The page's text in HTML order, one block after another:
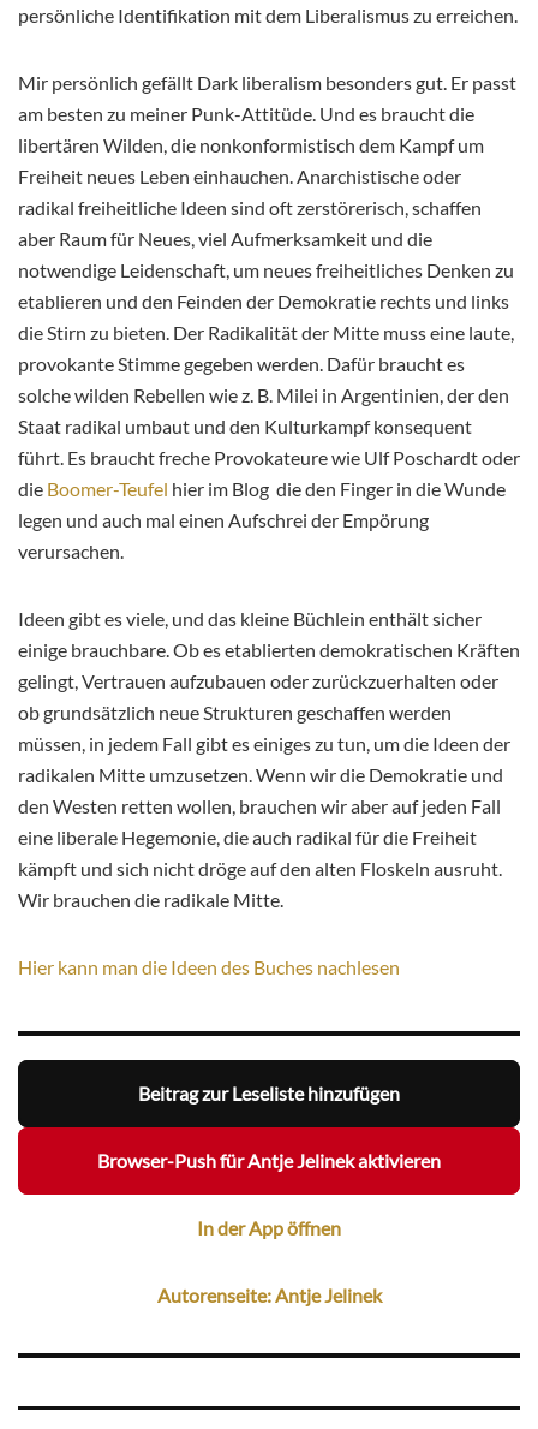
persönliche Identifikation mit dem Liberalismus zu erreichen.
Mir persönlich gefällt Dark liberalism besonders gut. Er passt
am besten zu meiner Punk-Attitüde. Und es braucht die
libertären Wilden, die nonkonformistisch dem Kampf um
Freiheit neues Leben einhauchen. Anarchistische oder
radikal freiheitliche Ideen sind oft zerstörerisch, schaffen
aber Raum für Neues, viel Aufmerksamkeit und die
notwendige Leidenschaft, um neues freiheitliches Denken zu
etablieren und den Feinden der Demokratie rechts und links
die Stirn zu bieten. Der Radikalität der Mitte muss eine laute,
provokante Stimme gegeben werden. Dafür braucht es
solche wilden Rebellen wie z. B. Milei in Argentinien, der den
Staat radikal umbaut und den Kulturkampf konsequent
führt. Es braucht freche Provokateure wie Ulf Poschardt oder
die Boomer-Teufel hier im Blog die den Finger in die Wunde
legen und auch mal einen Aufschrei der Empörung
verursachen.
Ideen gibt es viele, und das kleine Büchlein enthält sicher
einige brauchbare. Ob es etablierten demokratischen Kräften
gelingt, Vertrauen aufzubauen oder zurückzuerhalten oder
ob grundsätzlich neue Strukturen geschaffen werden
müssen, in jedem Fall gibt es einiges zu tun, um die Ideen der
radikalen Mitte umzusetzen. Wenn wir die Demokratie und
den Westen retten wollen, brauchen wir aber auf jeden Fall
eine liberale Hegemonie, die auch radikal für die Freiheit
kämpft und sich nicht dröge auf den alten Floskeln ausruht.
Wir brauchen die radikale Mitte.
Hier kann man die Ideen des Buches nachlesen
Beitrag zur Leseliste hinzufügen
Browser-Push für Antje Jelinek aktivieren
In der App öffnen
Autorenseite: Antje Jelinek